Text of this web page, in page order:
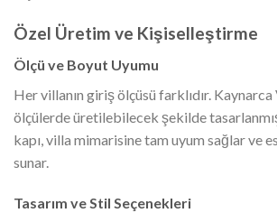
Özel Üretim ve Kişiselleştirme
Ölçü ve Boyut Uyumu
Her villanın giriş ölçüsü farklıdır. Kaynarca
ölçülerde üretilebilecek şekilde
kapı, villa mimarisine tam uyum sağlar ve
sunar.
Tasarım ve Stil Seçenekleri